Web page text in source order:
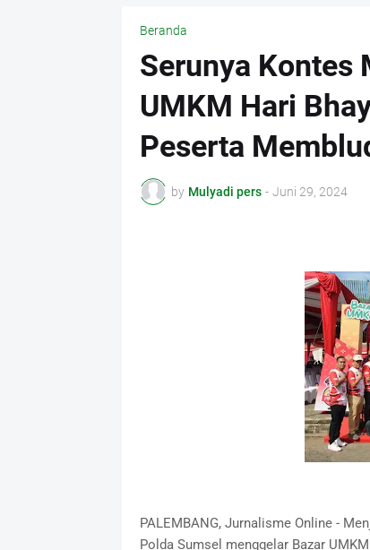
Beranda
Serunya Kontes
UMKM Hari
Peserta
by Mulyadi pers - Juni 29, 2024
PALEMBANG, Jurnalisme Online -
Polda Sumsel menggelar Bazar